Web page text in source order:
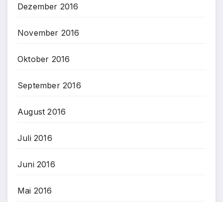
Dezember 2016
November 2016
Oktober 2016
September 2016
August 2016
Juli 2016
Juni 2016
Mai 2016